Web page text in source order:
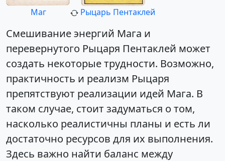
Маг Рыцарь Пентаклей
Смешивание энергий Мага и
перевернутого Рыцаря Пентаклей может
создать некоторые трудности. Возможно,
практичность и реализм Рыцаря
препятствуют реализации идей Мага. В
таком случае, стоит задуматься о том,
насколько реалистичны планы и есть ли
достаточно ресурсов для их выполнения.
Здесь важно найти баланс между